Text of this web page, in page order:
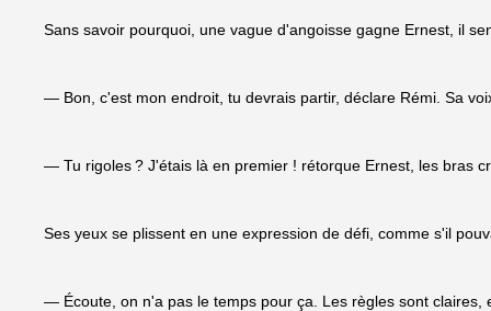
Sans savoir pourquoi, une vague d'angoisse gagne Ernest, il
— Bon, c'est mon endroit, tu devrais partir, déclare Rémi. Sa
— Tu rigoles ? J'étais là en premier ! rétorque Ernest, les bras
Ses yeux se plissent en une expression de défi, comme s'il
— Écoute, on n'a pas le temps pour ça. Les règles sont